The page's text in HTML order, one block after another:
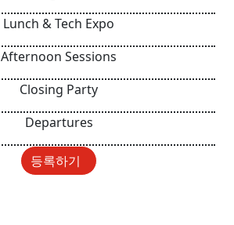
Lunch & Tech Expo
Afternoon Sessions
Closing Party
Departures
등록하기